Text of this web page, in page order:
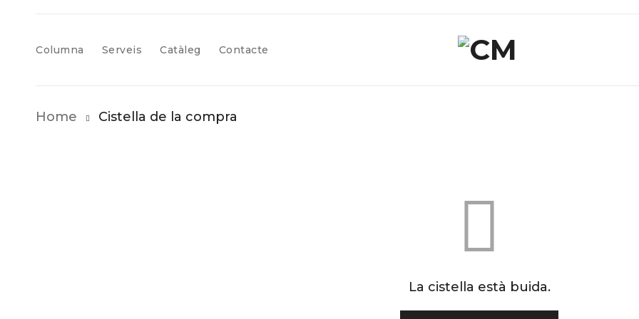
Columna Serveis Catàleg Contacte
Home Cistella de la compra
La cistella està buida.